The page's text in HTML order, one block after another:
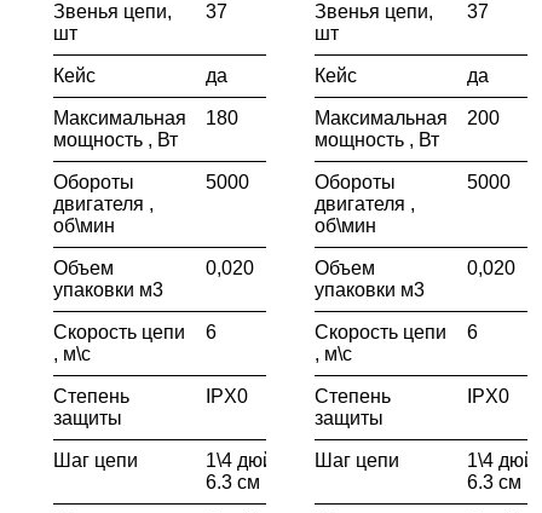
Звенья цепи,
шт
37
Кейс да
Максимальная
мощность , Вт
180
Обороты
двигателя ,
об\мин
5000
Объем
упаковки м3
0,020
Скорость цепи
, м\с
6
Степень
защиты
IPX0
Шаг цепи
1\4 дюймов /
6.3 см
Звенья цепи,
шт
37
Кейс да
Максимальная
мощность , Вт
200
Обороты
двигателя ,
об\мин
5000
Объем
упаковки м3
0,020
Скорость цепи
, м\с
6
Степень
защиты
IPX0
Шаг цепи
1\4
6.3 см